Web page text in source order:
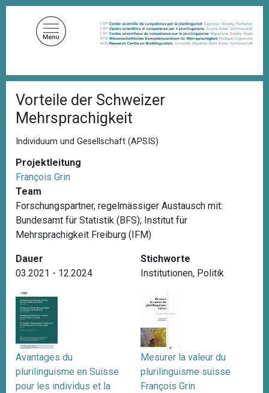
D
f
a
d
a
i
g
a
t
i
o
n
Vorteile der Schweizer
Mehrsprachigkeit
Individuum und Gesellschaft (APSIS)
Projektleitung
François Grin
Team
Forschungspartner, regelmässiger Austausch mit:
Bundesamt für Statistik (BFS); Institut für
Mehrsprachigkeit Freiburg (IFM)
Dauer
03.2021 - 12.2024
Stichworte
Institutionen, Politik
Avantages du
plurilinguisme en Suisse
pour les individus et la
Mesurer la valeur du
plurilinguisme suisse
François Grin